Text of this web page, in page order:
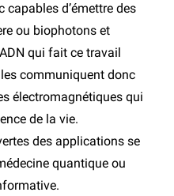
d’émettre des
ou biophotons et
qui fait ce travail
communiquent donc
électromagnétiques qui
de la vie.
des applications se
quantique ou